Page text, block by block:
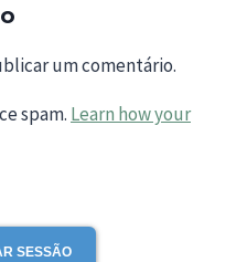
um comentário.
spam. Learn how your
SESSÃO